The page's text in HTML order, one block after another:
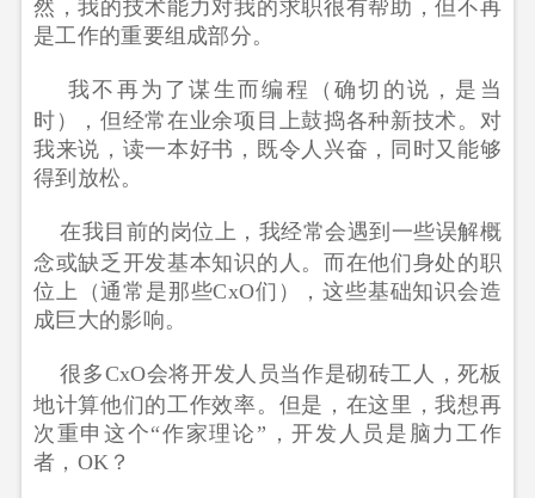
然，我的技术能力对我的求职很有帮助，但不再
是工作的重要组成部分。
我不再为了谋生而编程（确切的说，是当
时），但经常在业余项目上鼓捣各种新技术。对
我来说，读一本好书，既令人兴奋，同时又能够
得到放松。
在我目前的岗位上，我经常会遇到一些误解概
念或缺乏开发基本知识的人。而在他们身处的职
位上（通常是那些CxO们），这些基础知识会造
成巨大的影响。
很多CxO会将开发人员当作是砌砖工人，死板
地计算他们的工作效率。但是，在这里，我想再
次重申这个“作家理论”，开发人员是脑力工作
者，OK？